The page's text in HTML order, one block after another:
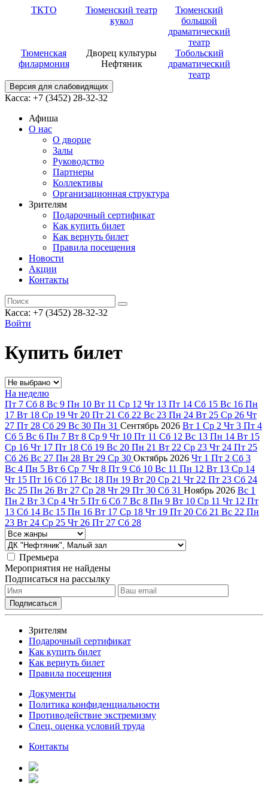
ТКТО
Тюменский театр
кукол
Тюменский
большой
драматический
театр
Тюменская
филармония
Дворец культуры
Нефтяник
Тобольский
драматический
театр
Версия для слабовидящих
Касса: +7 (3452) 28-32-32
Афиша
О нас
О дворце
Залы
Руководство
Партнеры
Коллективы
Организационная структура
Зрителям
Подарочный сертификат
Как купить билет
Как вернуть билет
Правила посещения
Новости
Акции
Контакты
Касса: +7 (3452) 28-32-32
Войти
Купить билет
На неделю
Пт 7 Сб 8 Вс 9 Пн 10 Вт 11 Ср 12 Чт 13 Пт 14 Сб 15 Вс 16 Пн
17 Вт 18 Ср 19 Чт 20 Пт 21 Сб 22 Вс 23 Пн 24 Вт 25 Ср 26 Чт
27 Пт 28 Сб 29 Вс 30 Пн 31 Сентябрь 2026 Вт 1 Ср 2 Чт 3 Пт 4
Сб 5 Вс 6 Пн 7 Вт 8 Ср 9 Чт 10 Пт 11 Сб 12 Вс 13 Пн 14 Вт 15
Ср 16 Чт 17 Пт 18 Сб 19 Вс 20 Пн 21 Вт 22 Ср 23 Чт 24 Пт 25
Сб 26 Вс 27 Пн 28 Вт 29 Ср 30 Октябрь 2026 Чт 1 Пт 2 Сб 3
Вс 4 Пн 5 Вт 6 Ср 7 Чт 8 Пт 9 Сб 10 Вс 11 Пн 12 Вт 13 Ср 14
Чт 15 Пт 16 Сб 17 Вс 18 Пн 19 Вт 20 Ср 21 Чт 22 Пт 23 Сб 24
Вс 25 Пн 26 Вт 27 Ср 28 Чт 29 Пт 30 Сб 31 Ноябрь 2026 Вс 1
Пн 2 Вт 3 Ср 4 Чт 5 Пт 6 Сб 7 Вс 8 Пн 9 Вт 10 Ср 11 Чт 12 Пт
13 Сб 14 Вс 15 Пн 16 Вт 17 Ср 18 Чт 19 Пт 20 Сб 21 Вс 22 Пн
23 Вт 24 Ср 25 Чт 26 Пт 27 Сб 28
Премьера
Мероприятия не найдены
Подписаться на рассылку
Зрителям
Подарочный сертификат
Как купить билет
Как вернуть билет
Правила посещения
Документы
Политика конфиденциальности
Противодействие экстремизму
Спец. оценка условий труда
Контакты